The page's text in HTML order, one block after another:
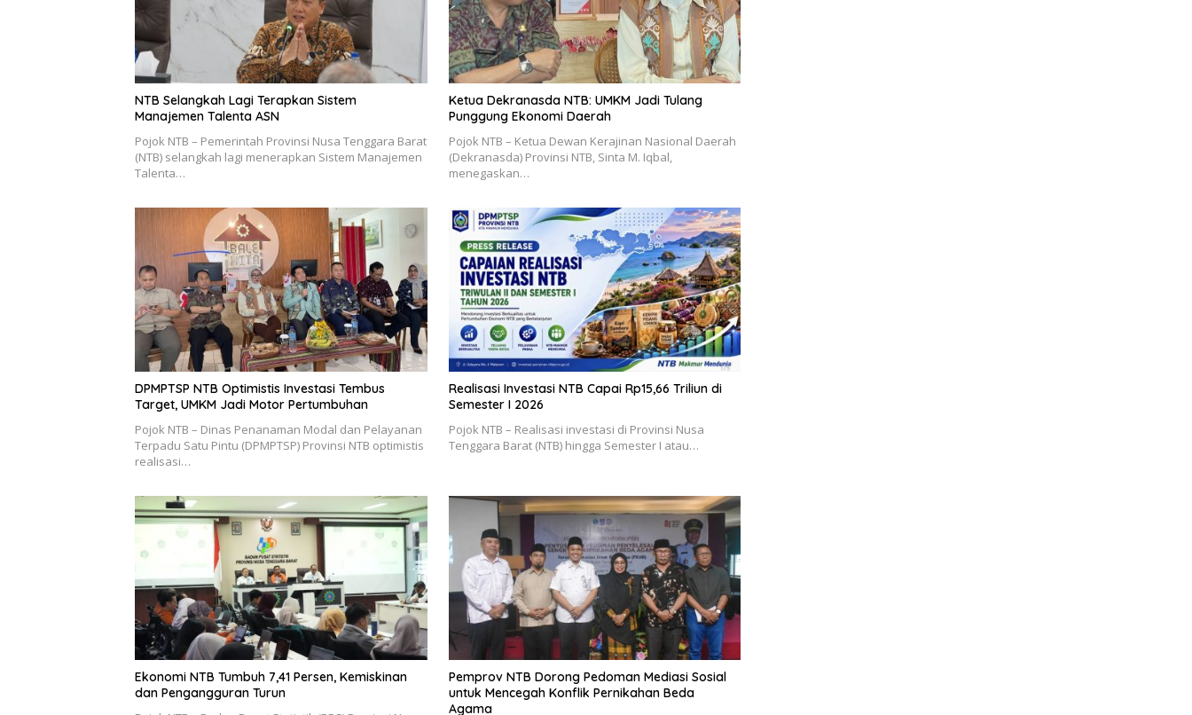
NTB Selangkah Lagi Terapkan Sistem
Manajemen Talenta ASN
Pojok NTB – Pemerintah Provinsi Nusa Tenggara Barat
(NTB) selangkah lagi menerapkan Sistem Manajemen
Talenta…
Ketua Dekranasda NTB: UMKM Jadi Tulang
Punggung Ekonomi Daerah
Pojok NTB – Ketua Dewan Kerajinan Nasional Daerah
(Dekranasda) Provinsi NTB, Sinta M. Iqbal,
menegaskan…
DPMPTSP NTB Optimistis Investasi Tembus
Target, UMKM Jadi Motor Pertumbuhan
Pojok NTB – Dinas Penanaman Modal dan Pelayanan
Terpadu Satu Pintu (DPMPTSP) Provinsi NTB optimistis
realisasi…
Realisasi Investasi NTB Capai Rp15,66 Triliun di
Semester I 2026
Pojok NTB – Realisasi investasi di Provinsi Nusa
Tenggara Barat (NTB) hingga Semester I atau…
Ekonomi NTB Tumbuh 7,41 Persen, Kemiskinan
dan Pengangguran Turun
Pemprov NTB Dorong Pedoman Mediasi Sosial
untuk Mencegah Konflik Pernikahan Beda
Agama